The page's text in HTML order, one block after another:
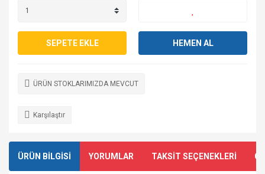
SEPETE EKLE HEMEN AL
ÜRÜN STOKLARIMIZDA MEVCUT
Karşılaştır
ÜRÜN BİLGİSİ YORUMLAR TAKSİT SEÇENEKLERİ